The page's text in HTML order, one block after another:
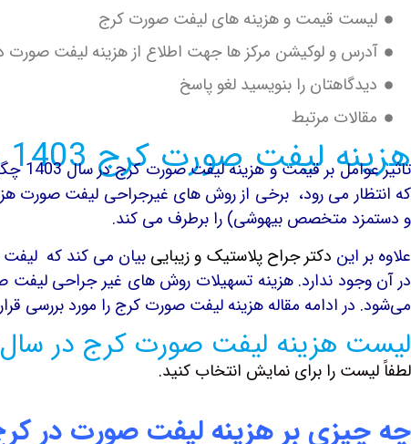
لیست قیمت و هزینه های لیفت صورت کرج
آدرس و لوکیشن مرکز ها جهت اطلاع از هزینه لیفت صورت
دیدگاهتان را بنویسید لغو پاسخ
مقالات مرتبط
هزینه لیفت صورت کرج 1403 ، تاثیر عوامل بر قیمت
که انتظار می رود، برخی از روش های غیرجراحی لیفت صورت
و دستمزد متخصص بیهوشی) را برطرف می کند.
علاوه بر این دکتر جراح پلاستیک و زیبایی بیان می کند که
در آن وجود ندارد. هزینه تسهیلات روش های غیر جراحی
می‌شود. در ادامه مقاله هزینه لیفت صورت کرج را مورد بررسی
لیست هزینه لیفت صورت کرج در سال 1403
لطفاً لیست را برای نمایش انتخاب کنید.
چه چیزی بر هزینه لیفت صورت در